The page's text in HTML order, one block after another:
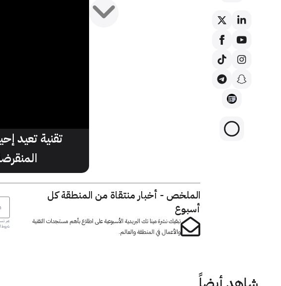
تقنية تعيد
الملخص - أخبار منتقاة من المنطقة كل
أسبوع
تبقيك نشرة مينا تك البريدية الأسبوعية على اطلاع بأهم مستجدات التقنية
والأعمال في المنطقة والعالم.
شروط